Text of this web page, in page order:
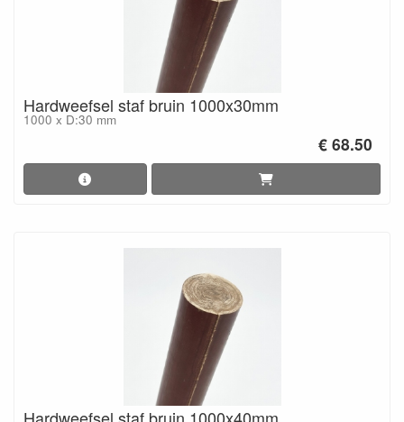
Hardweefsel staf bruin 1000x30mm
1000 x D:30 mm
€ 68.50